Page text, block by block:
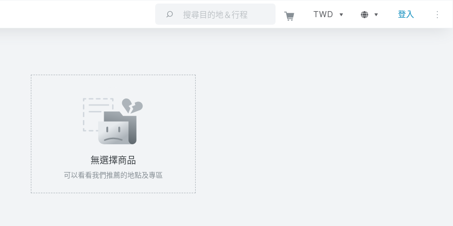
TWD 登入
無選擇商品
可以看看我們推薦的地點及專區